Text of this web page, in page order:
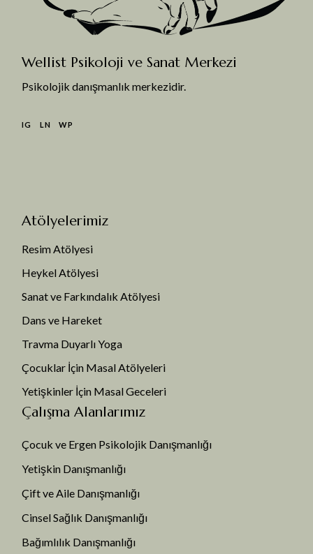
Wellist Psikoloji ve Sanat Merkezi
Psikolojik danışmanlık merkezidir.
IG LN WP
Atölyelerimiz
Resim Atölyesi
Heykel Atölyesi
Sanat ve Farkındalık Atölyesi
Dans ve Hareket
Travma Duyarlı Yoga
Çocuklar İçin Masal Atölyeleri
Yetişkinler İçin Masal Geceleri
Çalışma Alanlarımız
Çocuk ve Ergen Psikolojik Danışmanlığı
Yetişkin Danışmanlığı
Çift ve Aile Danışmanlığı
Cinsel Sağlık Danışmanlığı
Bağımlılık Danışmanlığı